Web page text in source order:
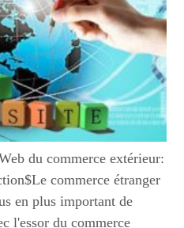
du commerce extérieur:
commerce étranger
en plus important de
l'essor du commerce